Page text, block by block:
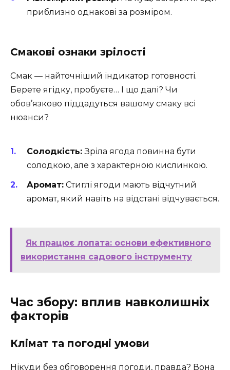
приблизно однакові за розміром.
Смакові ознаки зрілості
Смак — найточніший індикатор готовності.
Берете ягідку, пробуєте… І що далі? Чи
обов’язково піддадуться вашому смаку всі
нюанси?
Солодкість:Зріла ягода повинна бути
солодкою, але з характерною кислинкою.
Аромат: Стиглі ягоди мають відчутний
аромат, який навіть на відстані відчувається.
Як працює лопата: основи ефективного
використання садового інструменту
Час збору: вплив навколишніх
факторів
Клімат та погодні умови
Нікуди без обговорення погоди, правда? Вона